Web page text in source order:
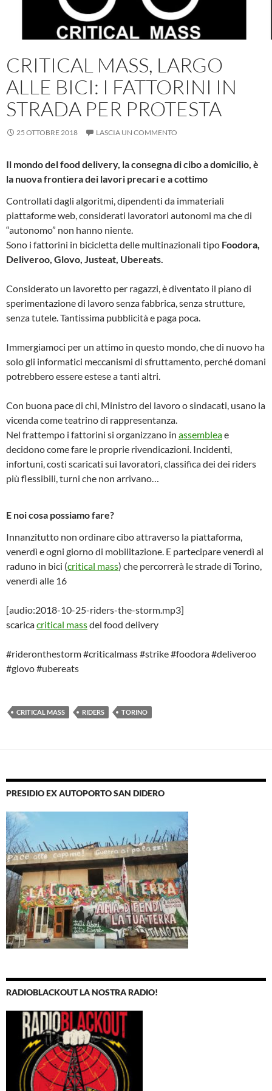
CRITICAL MASS, LARGO
ALLE BICI: I FATTORINI IN
STRADA PER PROTESTA
25 OTTOBRE 2018 LASCIA UN COMMENTO
Il mondo del food delivery, la consegna di cibo a domicilio, è
la nuova frontiera dei lavori precari e a cottimo
Controllati dagli algoritmi, dipendenti da immateriali
piattaforme web, considerati lavoratori autonomi ma che di
“autonomo” non hanno niente.
Sono i fattorini in bicicletta delle multinazionali tipo Foodora,
Deliveroo, Glovo, Justeat, Ubereats.
Considerato un lavoretto per ragazzi, è diventato il piano di
sperimentazione di lavoro senza fabbrica, senza strutture,
senza tutele. Tantissima pubblicità e paga poca.
Immergiamoci per un attimo in questo mondo, che di nuovo ha
solo gli informatici meccanismi di sfruttamento, perché domani
potrebbero essere estese a tanti altri.
Con buona pace di chi, Ministro del lavoro o sindacati, usano la
vicenda come teatrino di rappresentanza.
Nel frattempo i fattorini si organizzano in assembleae
decidono come fare le proprie rivendicazioni. Incidenti,
infortuni, costi scaricati sui lavoratori, classifica dei dei riders
più flessibili, turni che non arrivano…
E noi cosa possiamo fare?
Innanzitutto non ordinare cibo attraverso la piattaforma,
venerdì e ogni giorno di mobilitazione. E partecipare venerdì al
raduno in bici (critical mass) che percorrerà le strade di Torino,
venerdì alle 16
[audio:2018-10-25-riders-the-storm.mp3]
scaricacritical massdel food delivery
#rideronthestorm #criticalmass #strike #foodora #deliveroo
#glovo #ubereats
CRITICAL MASS RIDERS TORINO
PRESIDIO EX AUTOPORTO SAN DIDERO
RADIOBLACKOUT LA NOSTRA RADIO!